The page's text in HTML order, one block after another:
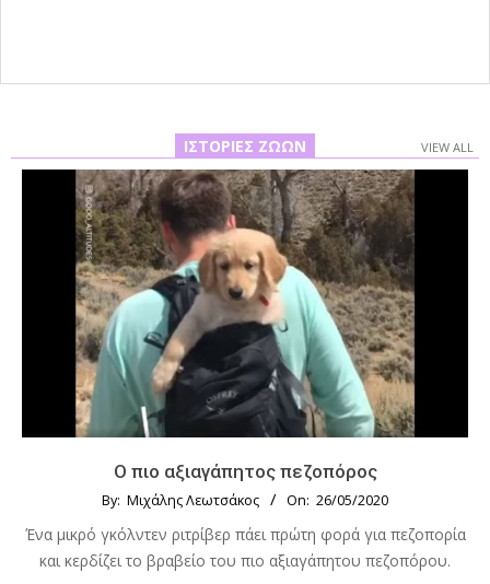
ΙΣΤΟΡΊΕΣ ΖΏΩΝ VIEW ALL
Ο πιο αξιαγάπητος πεζοπόρος
By: Μιχάλης Λεωτσάκος On: 26/05/2020
Ένα μικρό γκόλντεν ριτρίβερ πάει πρώτη φορά για πεζοπορία
και κερδίζει το βραβείο του πιο αξιαγάπητου πεζοπόρου.